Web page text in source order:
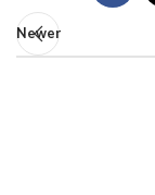
Newer